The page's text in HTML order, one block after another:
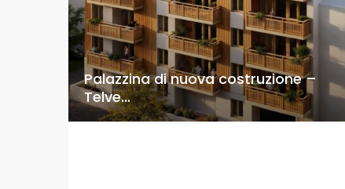
Palazzina di nuova costruzione –
Telve...